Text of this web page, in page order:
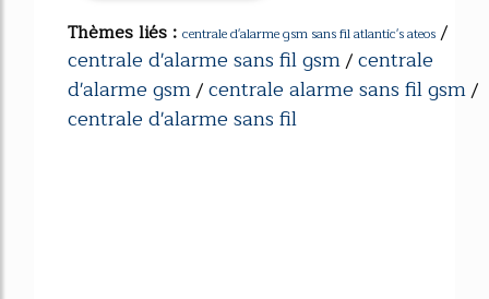
Thèmes liés : centrale d'alarme gsm sans fil atlantic's ateos /
centrale d'alarme sans fil gsm/centrale
d'alarme gsm/centrale alarme sans fil gsm/
centrale d'alarme sans fil